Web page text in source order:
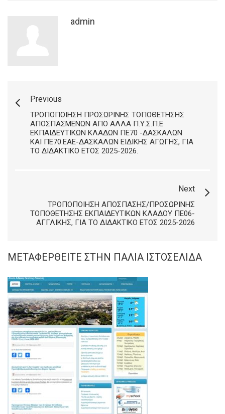
admin
Previous
ΤΡΟΠΟΠΟΊΗΣΗ ΠΡΟΣΩΡΙΝΉΣ ΤΟΠΟΘΈΤΗΣΗΣ
ΑΠΟΣΠΑΣΜΈΝΩΝ ΑΠΌ ΆΛΛΑ Π.Υ.Σ.Π.Ε
ΕΚΠΑΙΔΕΥΤΙΚΏΝ ΚΛΆΔΩΝ ΠΕ70 -ΔΑΣΚΆΛΩΝ
ΚΑΙ ΠΕ70.ΕΑΕ-ΔΑΣΚΆΛΩΝ ΕΙΔΙΚΉΣ ΑΓΩΓΉΣ, ΓΙΑ
ΤΟ ΔΙΔΑΚΤΙΚΌ ΈΤΟΣ 2025-2026.
Next
ΤΡΟΠΟΠΟΊΗΣΗ ΑΠΌΣΠΑΣΗΣ/ΠΡΟΣΩΡΙΝΉΣ
ΤΟΠΟΘΈΤΗΣΗΣ ΕΚΠΑΙΔΕΥΤΙΚΏΝ ΚΛΆΔΟΥ ΠΕ06-
ΑΓΓΛΙΚΉΣ, ΓΙΑ ΤΟ ΔΙΔΑΚΤΙΚΌ ΈΤΟΣ 2025-2026
ΜΕΤΑΦΕΡΘΕΊΤΕ ΣΤΗΝ ΠΑΛΙΆ ΙΣΤΟΣΕΛΊΔΑ